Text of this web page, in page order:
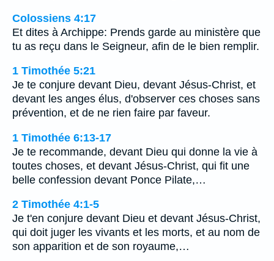
Colossiens 4:17
Et dites à Archippe: Prends garde au ministère que
tu as reçu dans le Seigneur, afin de le bien remplir.
1 Timothée 5:21
Je te conjure devant Dieu, devant Jésus-Christ, et
devant les anges élus, d'observer ces choses sans
prévention, et de ne rien faire par faveur.
1 Timothée 6:13-17
Je te recommande, devant Dieu qui donne la vie à
toutes choses, et devant Jésus-Christ, qui fit une
belle confession devant Ponce Pilate,…
2 Timothée 4:1-5
Je t'en conjure devant Dieu et devant Jésus-Christ,
qui doit juger les vivants et les morts, et au nom de
son apparition et de son royaume,…